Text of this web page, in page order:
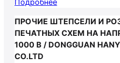
Подробнее
ПРОЧИЕ ШТЕПСЕЛИ И
ПЕЧАТНЫХ СХЕМ НА
1000 В / DONGGUAN
CO.LTD